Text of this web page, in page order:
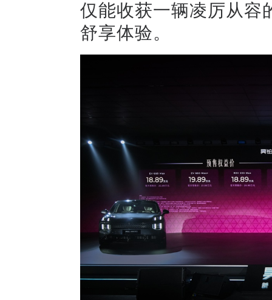
仅能收获一辆凌厉从容
舒享体验。